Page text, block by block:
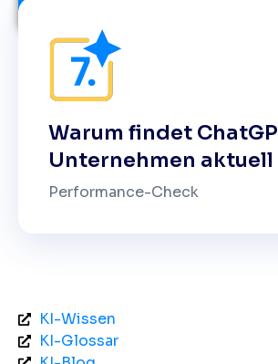
Warum findet
Unternehmen
Performance-Check
KI-Wissen
KI-Glossar